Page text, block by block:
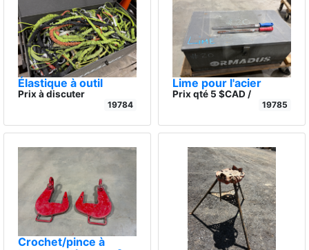
Élastique à outil
Prix à discuter
19784
Lime pour l'acier
Prix qté 5 $CAD /
19785
Crochet/pince à